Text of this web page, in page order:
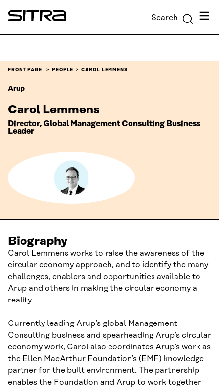
Skip to
content
Sitra Search Menu
FRONT PAGE PEOPLE CAROL LEMMENS
Arup
Carol Lemmens
Director, Global Management Consulting Business
Leader
Biography
Carol Lemmens works to raise the awareness of the
circular economy approach, and to identify the many
challenges, enablers and opportunities available to
Arup and others in making the circular economy a
reality.
Currently leading Arup’s global Management
Consulting business and spearheading Arup’s circular
economy work, Carol also coordinates Arup’s work as
the Ellen MacArthur Foundation’s (EMF) knowledge
partner for the built environment. The partnership
enables the Foundation and Arup to work together